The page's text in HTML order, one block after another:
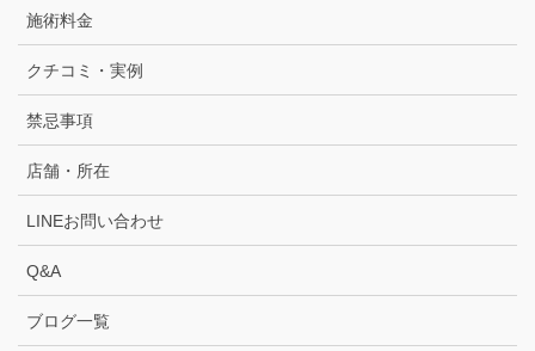
施術料金
クチコミ・実例
禁忌事項
店舗・所在
LINEお問い合わせ
Q&A
ブログ一覧